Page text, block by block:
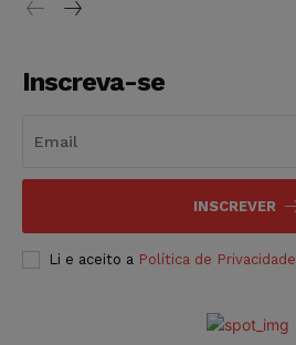
Inscreva-se
INSCREVER
Li e aceito a Política de Privacidade